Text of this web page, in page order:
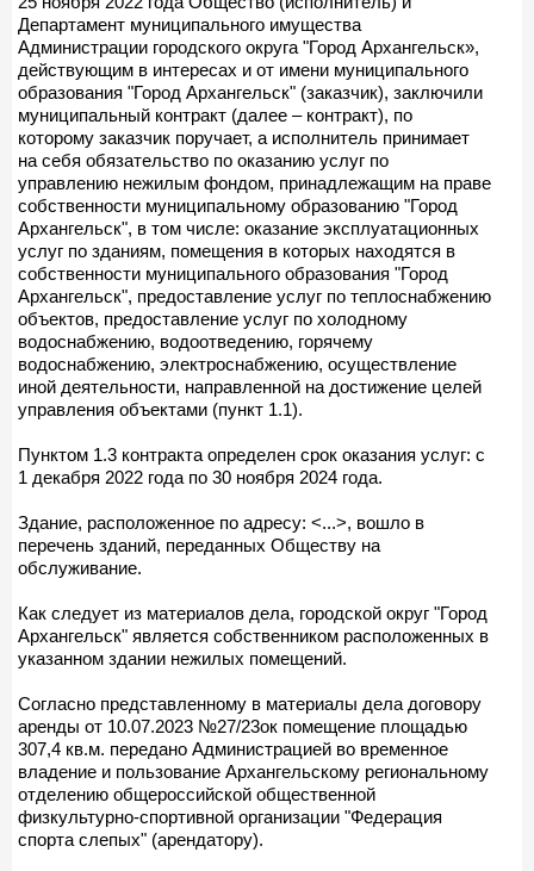
Департамент муниципального имущества
Администрации городского округа "Город Архангельск»,
действующим в интересах и от имени муниципального
образования "Город Архангельск" (заказчик), заключили
муниципальный контракт (далее – контракт), по
которому заказчик поручает, а исполнитель принимает
на себя обязательство по оказанию услуг по
управлению нежилым фондом, принадлежащим на праве
собственности муниципальному образованию "Город
Архангельск", в том числе: оказание эксплуатационных
услуг по зданиям, помещения в которых находятся в
собственности муниципального образования "Город
Архангельск", предоставление услуг по теплоснабжению
объектов, предоставление услуг по холодному
водоснабжению, водоотведению, горячему
водоснабжению, электроснабжению, осуществление
иной деятельности, направленной на достижение целей
управления объектами (пункт 1.1).
Пунктом 1.3 контракта определен срок оказания услуг: с
1 декабря 2022 года по 30 ноября 2024 года.
Здание, расположенное по адресу: <...>, вошло в
перечень зданий, переданных Обществу на
обслуживание.
Как следует из материалов дела, городской округ "Город
Архангельск" является собственником расположенных в
указанном здании нежилых помещений.
Согласно представленному в материалы дела договору
аренды от 10.07.2023 №27/23ок помещение площадью
307,4 кв.м. передано Администрацией во временное
владение и пользование Архангельскому региональному
отделению общероссийской общественной
физкультурно-спортивной организации "Федерация
спорта слепых" (арендатору).